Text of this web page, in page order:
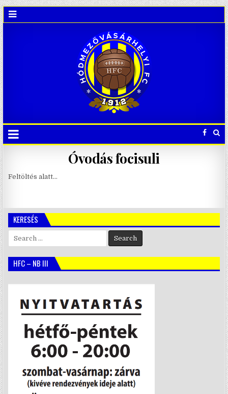
Óvodás focisuli
Feltöltés alatt…
KERESÉS
Search
for:
HFC – NB III